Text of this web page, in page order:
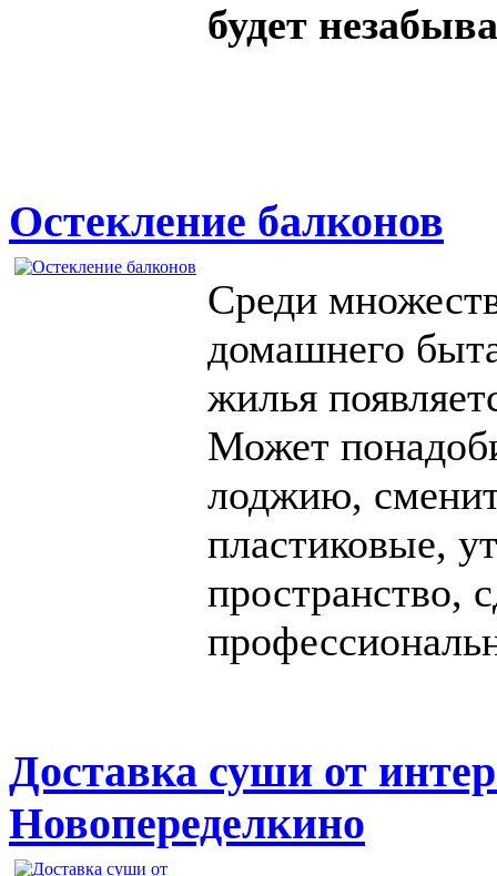
будет
Остекление балконов
Среди
домашнего
жилья
Может
лоджию,
пластиковые,
пространство,
Доставка суши от
Новопеределкино